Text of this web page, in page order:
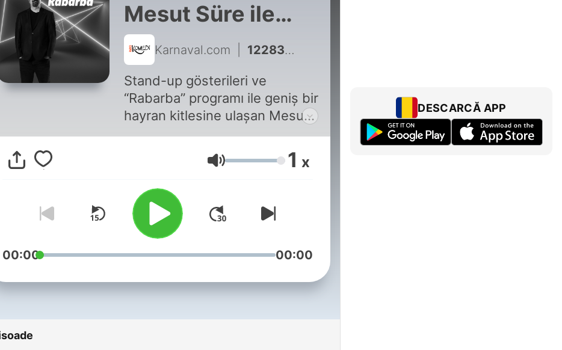
Mesut Süre ile
Rabarba
Karnaval.com 12283 - Rabarba 1615: Eda Nur Hancı ve Anlatanadam
Stand-up gösterileri ve
“Rabarba” programı ile geniş bir
hayran kitlesine ulaşan Mesut
Süre, şimdi dinleyicileriyle
tamamen podcast dünyasında
olmadığı, sürpriz konukları ve
samimi sohbetleriyle dikkat
çeken “Rabarba”, istediğin
zaman istediğin yerde
dinleyebileceğin bir podcast
ediyor. Günün temposundan
bakış açıları yakalamak ve
Volum 1 x
00:00 00:00
DESCARCĂ APP